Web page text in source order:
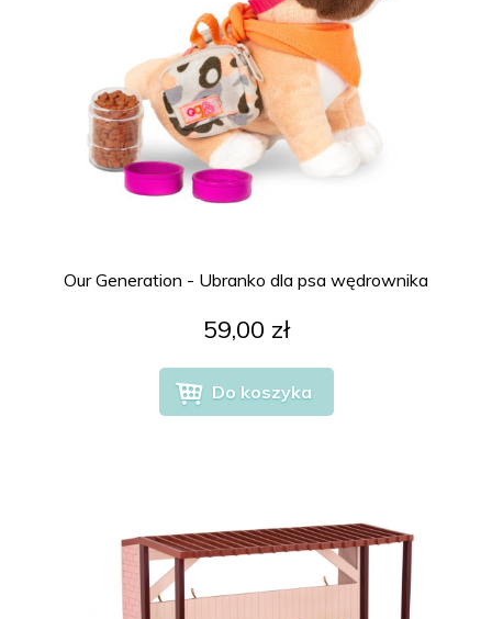
Our Generation - Ubranko dla psa wędrownika
59,00 zł
Do koszyka